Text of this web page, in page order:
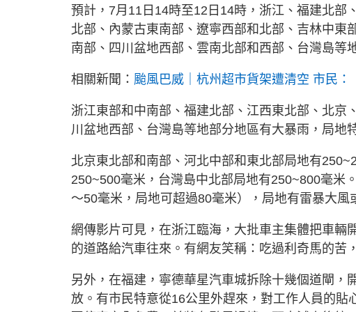
預計，7月11日14時至12日14時，浙江、福建北部
北部、內蒙古東南部、遼寧西部和北部、吉林中東
南部、四川盆地西部、雲南北部和西部、台灣島等
相關新聞： 颱風巴威｜杭州超市貨架遭清空 市民：
浙江東部和中南部、福建北部、江西東北部、北京
川盆地西部、台灣島等地部分地區有大暴雨，局地
北京東北部和南部、河北中部和東北部局地有
250~500毫米，台灣島中北部局地有250~800毫米
～50毫米，局地可超過80毫米），局地有雷暴大風
網傳影片可見，在浙江臨海，大批車主集體把車輛
的道路給汽車往來。有網友笑稱：吃過利奇馬的苦
另外，在福建，寧德華星汽車城拆除十幾個道閘，
放。有市民特意從16公里外趕來，對工作人員的